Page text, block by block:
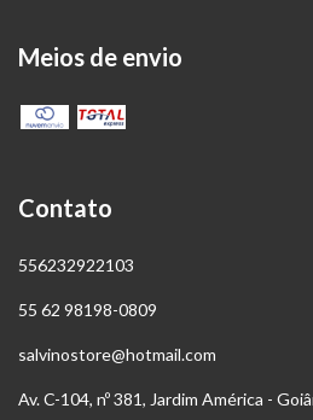
Meios de envio
Contato
556232922103
55 62 98198-0809
salvinostore@hotmail.com
Av. C-104, nº 381, Jardim América -